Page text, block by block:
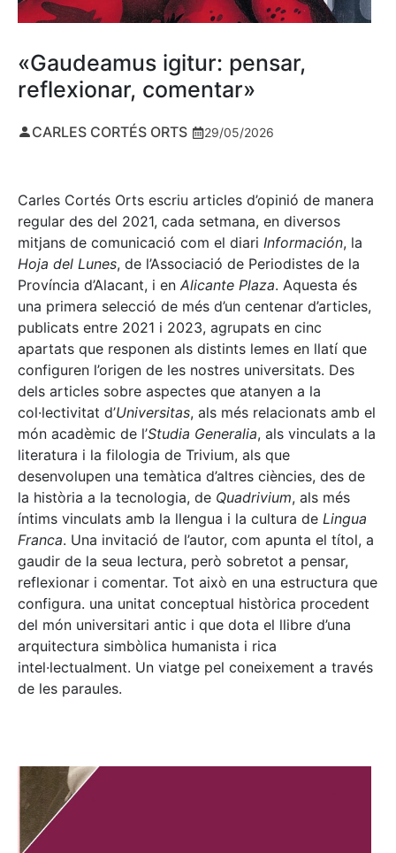
«Gaudeamus igitur: pensar,
reflexionar, comentar»
CARLES CORTÉS ORTS 29/05/2026
Carles Cortés Orts escriu articles d’opinió de manera
regular des del 2021, cada setmana, en diversos
mitjans de comunicació com el diari Información, la
Hoja del Lunes, de l’Associació de Periodistes de la
Província d’Alacant, i en Alicante Plaza. Aquesta és
una primera selecció de més d’un centenar d’articles,
publicats entre 2021 i 2023, agrupats en cinc
apartats que responen als distints lemes en llatí que
configuren l’origen de les nostres universitats. Des
dels articles sobre aspectes que atanyen a la
col·lectivitat d’Universitas, als més relacionats amb el
món acadèmic de l’Studia Generalia, als vinculats a la
literatura i la filologia de Trivium, als que
desenvolupen una temàtica d’altres ciències, des de
la història a la tecnologia, de Quadrivium, als més
íntims vinculats amb la llengua i la cultura de Lingua
Franca. Una invitació de l’autor, com apunta el títol, a
gaudir de la seua lectura, però sobretot a pensar,
reflexionar i comentar. Tot això en una estructura que
configura. una unitat conceptual històrica procedent
del món universitari antic i que dota el llibre d’una
arquitectura simbòlica humanista i rica
intel·lectualment. Un viatge pel coneixement a través
de les paraules.